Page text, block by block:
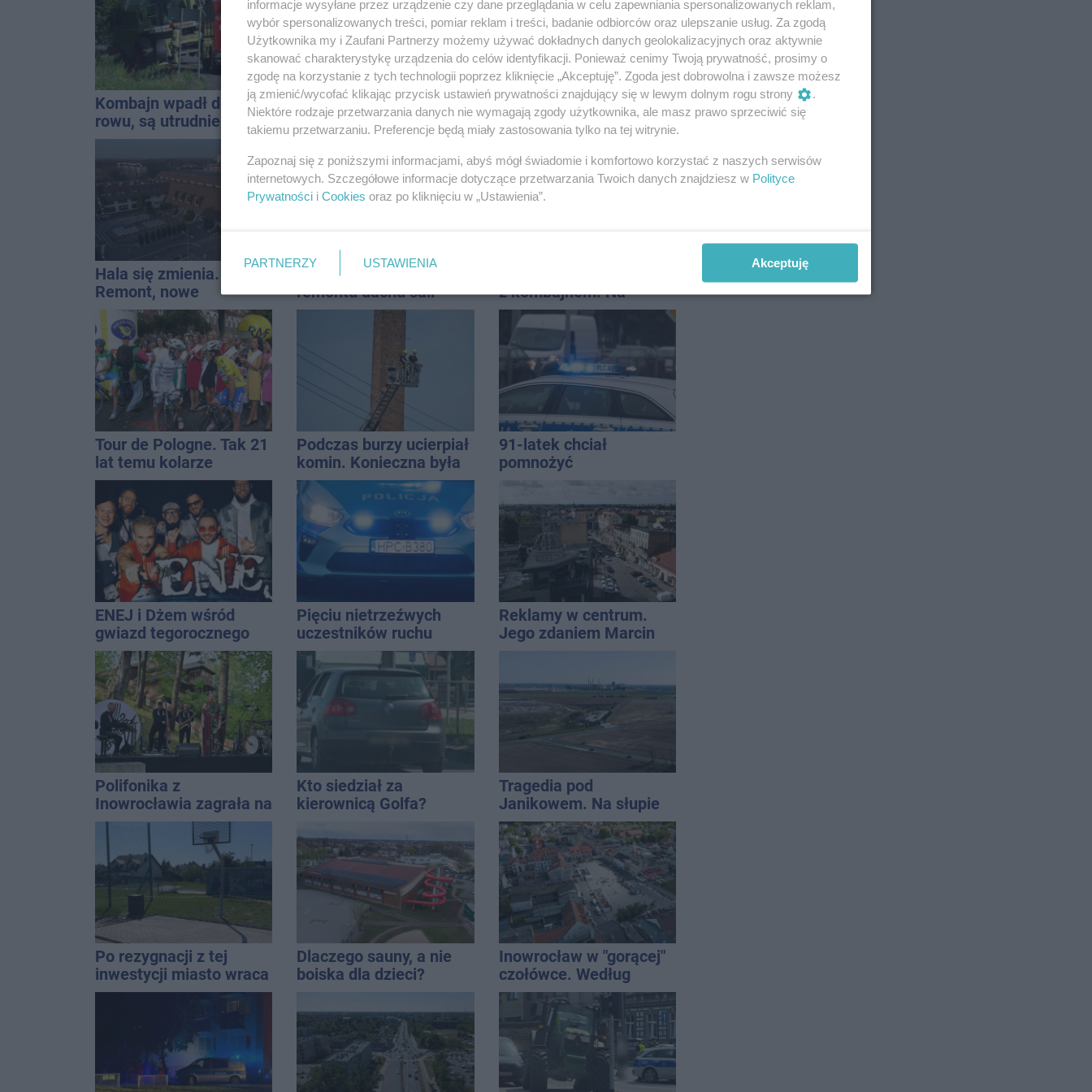
Kombajn wpadł do
rowu, są utrudnienia
Kolizja na Rąbinie.
Policja szuka kierowcy
Golfa
Lekarze w USA zbadali
Ignasia. Rodzice
przekazali wieści
Hala się zmienia.
Remont, nowe
nagłośnienie, a przed
wejściem stanie
QEMETICA ARENA
Jest wykonawca
remontu dachu sali
gimastycznej
z kombajnem. Na
miejsce leci śmigłowiec
LPR
Tour de Pologne. Tak 21
lat temu kolarze
startowali z
Inowrocławia
Podczas burzy ucierpiał
komin. Konieczna była
interwencja strażaków
91-latek chciał
pomnożyć
oszczędności. Stracił
ponad 10 tys. zł
ENEJ i Dżem wśród
gwiazd tegorocznego
święta miasta
Pięciu nietrzeźwych
uczestników ruchu
wpadło w ręce policji.
Rekordzista miał 2,6
promila
Reklamy w centrum.
Jego zdaniem Marcin
Polifonika z
Inowrocławia zagrała na
Harendzie. Muzyczny
Kasprowicza
Kto siedział za
kierownicą Golfa?
kolizji
Tragedia pod
Janikowem. Na słupie
energetycznym
znaleziono ciało
mężczyzny
Po rezygnacji z tej
inwestycji miasto wraca
do tematu
Dlaczego sauny, a nie
boiska dla dzieci?
Inowrocław w "gorącej"
czołówce. Według
analizy Onetu nasze
miasto jest jednym z
najbardziej narażonych
na upały
informacje wysyłane przez urządzenie czy dane przeglądania w celu zapewniania spersonalizowanych reklam,
wybór spersonalizowanych treści, pomiar reklam i treści, badanie odbiorców oraz ulepszanie usług. Za zgodą
Użytkownika my i Zaufani Partnerzy możemy używać dokładnych danych geolokalizacyjnych oraz aktywnie
skanować charakterystykę urządzenia do celów identyfikacji. Ponieważ cenimy Twoją prywatność, prosimy o
zgodę na korzystanie z tych technologii poprzez kliknięcie „Akceptuję”. Zgoda jest dobrowolna i zawsze możesz
ją zmienić/wycofać klikając przycisk ustawień prywatności znajdujący się w lewym dolnym rogu strony
.
Niektóre rodzaje przetwarzania danych nie wymagają zgody użytkownika, ale masz prawo sprzeciwić się
takiemu przetwarzaniu. Preferencje będą miały zastosowania tylko na tej witrynie.
Zapoznaj się z poniższymi informacjami, abyś mógł świadomie i komfortowo korzystać z naszych serwisów
internetowych. Szczegółowe informacje dotyczące przetwarzania Twoich danych znajdziesz w Polityce
Prywatności i Cookies oraz po kliknięciu w „Ustawienia”.
PARTNERZY USTAWIENIA Akceptuję